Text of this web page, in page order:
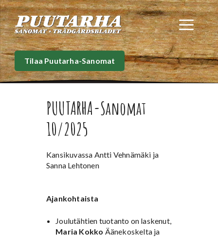
Siirry
sisältöön
Tilaa Puutarha-Sanomat
PUUTARHA-Sanomat
10/2025
Kansikuvassa Antti Vehnämäki ja
Sanna Lehtonen
Ajankohtaista
Joulutähtien tuotanto on laskenut,
Maria Kokko Äänekoskelta ja